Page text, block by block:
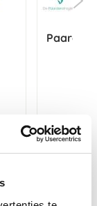
Voeg